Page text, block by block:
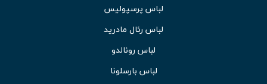
لباس پرسپولیس
لباس رئال مادرید
لباس رونالدو
لباس بارسلونا